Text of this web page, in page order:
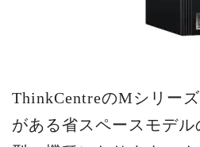
ThinkCentreのMシリー
がある省スペースモデ